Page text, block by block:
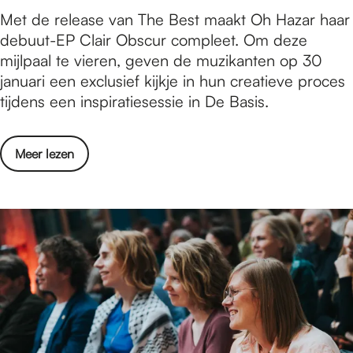
n
S
c
i
e
c
e
o
n
t
m
o
t
g
t
u
s
s
e
n
i
n
s
p
i
e
r
e
o
n
t
m
o
O
h
H
a
z
r
v
o
o
i
t
d
e
Met de release van The Best maakt Oh Hazar haar
debuut-EP Clair Obscur compleet. Om deze
mijlpaal te vieren, geven de muzikanten op 30
januari een exclusief kijkje in hun creatieve proces
tijdens een inspiratiesessie in De Basis.
Meer lezen
o
v
O
h
H
a
z
a